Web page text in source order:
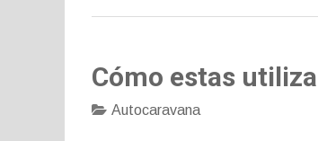
Cómo estas
Autocaravana